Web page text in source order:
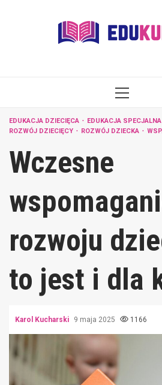
PRIMARY
EDUKACJA DZIECIĘCA EDUKACJA SPECJALNA
ROZWÓJ DZIECIĘCY
ROZWÓJ DZIECKA
Wczesne
rozwoju
to jest i dla
Karol Kucharski 9 maja 2025 1166